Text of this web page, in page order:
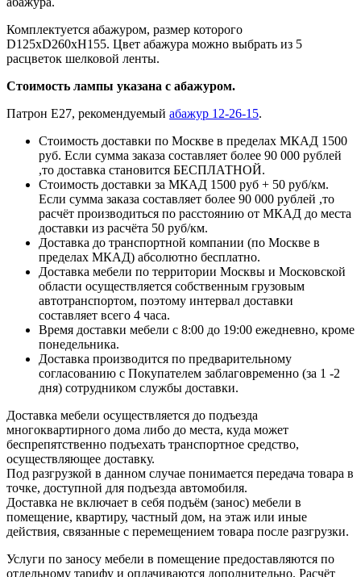
Комплектуется абажуром, размер которого
D125хD260хН155. Цвет абажура можно выбрать из 5
расцветок шелковой ленты.
Стоимость лампы указана с абажуром.
Патрон Е27, рекомендуемый абажур 12-26-15.
Стоимость доставки по Москве в пределах МКАД 1500
руб. Если сумма заказа составляет более 90 000 рублей
,то доставка становится БЕСПЛАТНОЙ.
Стоимость доставки за МКАД 1500 руб + 50 руб/км.
Если сумма заказа составляет более 90 000 рублей ,то
расчёт производиться по расстоянию от МКАД до места
доставки из расчёта 50 руб/км.
Доставка до транспортной компании (по Москве в
пределах МКАД) абсолютно бесплатно.
Доставка мебели по территории Москвы и Московской
области осуществляется собственным грузовым
автотранспортом, поэтому интервал доставки
составляет всего 4 часа.
Время доставки мебели с 8:00 до 19:00 ежедневно, кроме
понедельника.
Доставка производится по предварительному
согласованию с Покупателем заблаговременно (за 1 -2
дня) сотрудником службы доставки.
Доставка мебели осуществляется до подъезда
многоквартирного дома либо до места, куда может
беспрепятственно подъехать транспортное средство,
осуществляющее доставку.
Под разгрузкой в данном случае понимается передача товара в
точке, доступной для подъезда автомобиля.
Доставка не включает в себя подъём (занос) мебели в
помещение, квартиру, частный дом, на этаж или иные
действия, связанные с перемещением товара после разгрузки.
Услуги по заносу мебели в помещение предоставляются по
отдельному тарифу и оплачиваются дополнительно. Расчёт